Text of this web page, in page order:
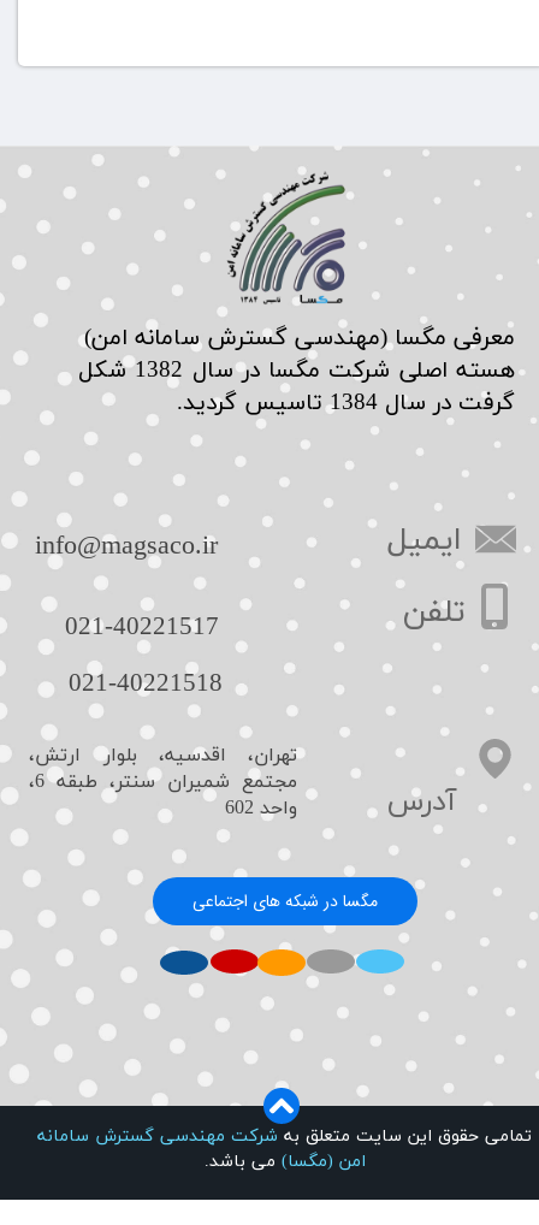
​​تمامی حقوق این سایت متعلق به شرکت مهندسی گسترش سامانه
امن (مگسا) می باشد.
​معرفی مگسا (مهندسی گسترش سامانه امن)
هسته اصلی شرکت مگسا در سال 1382 شکل
گرفت در سال 1384 تاسیس گردید.
ایمیل ​info@magsaco.ir​​​​​​​
تلفن
021-40221517​​​​​​​
021-40221518​​​​​​​
​آدرس
تهران، اقدسیه، بلوار ارتش،
مجتمع شمیران سنتر، طبقه 6،
واحد 602
مگسا در شبکه های اجتماعی